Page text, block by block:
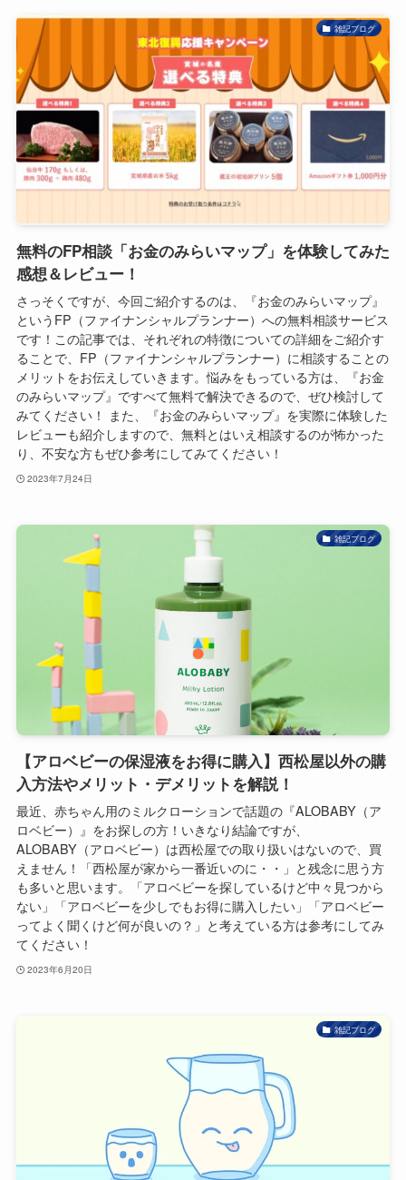
雑記ブログ
無料のFP相談「お金のみらいマップ」を体験してみた
感想＆レビュー！
さっそくですが、今回ご紹介するのは、『お金のみらいマップ』
というFP（ファイナンシャルプランナー）への無料相談サービス
です！この記事では、それぞれの特徴についての詳細をご紹介す
ることで、FP（ファイナンシャルプランナー）に相談することの
メリットをお伝えしていきます。悩みをもっている方は、『お金
のみらいマップ』ですべて無料で解決できるので、ぜひ検討して
みてください！ また、『お金のみらいマップ』を実際に体験した
レビューも紹介しますので、無料とはいえ相談するのが怖かった
り、不安な方もぜひ参考にしてみてください！
2023年7月24日
雑記ブログ
【アロベビーの保湿液をお得に購入】西松屋以外の購
入方法やメリット・デメリットを解説！
最近、赤ちゃん用のミルクローションで話題の『ALOBABY（ア
ロベビー）』をお探しの方！いきなり結論ですが、
ALOBABY（アロベビー）は西松屋での取り扱いはないので、買
えません！「西松屋が家から一番近いのに・・」と残念に思う方
も多いと思います。「アロベビーを探しているけど中々見つから
ない」「アロベビーを少しでもお得に購入したい」「アロベビー
ってよく聞くけど何が良いの？」と考えている方は参考にしてみ
てください！
2023年6月20日
雑記ブログ